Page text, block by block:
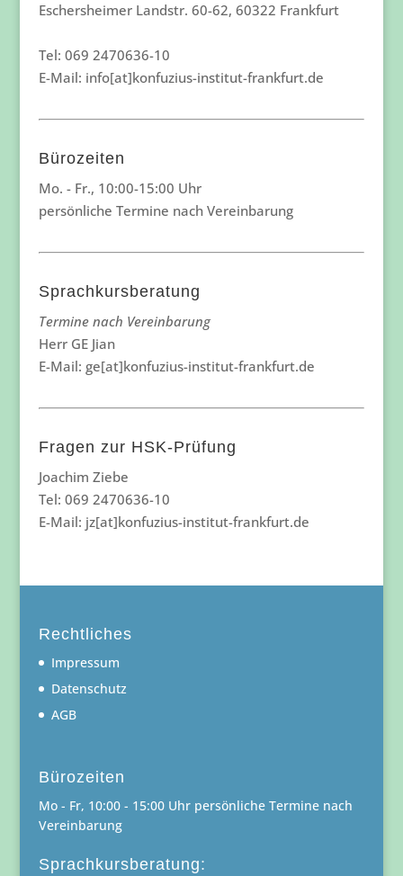
Eschersheimer Landstr. 60-62, 60322 Frankfurt
Tel: 069 2470636-10
E-Mail: info[at]konfuzius-institut-frankfurt.de
Bürozeiten
Mo. - Fr., 10:00-15:00 Uhr
persönliche Termine nach Vereinbarung
Sprachkursberatung
Termine nach Vereinbarung
Herr GE Jian
E-Mail: ge[at]konfuzius-institut-frankfurt.de
Fragen zur HSK-Prüfung
Joachim Ziebe
Tel: 069 2470636-10
E-Mail: jz[at]konfuzius-institut-frankfurt.de
Rechtliches
Impressum
Datenschutz
AGB
Bürozeiten
Mo - Fr, 10:00 - 15:00 Uhr persönliche Termine nach
Vereinbarung
Sprachkursberatung: